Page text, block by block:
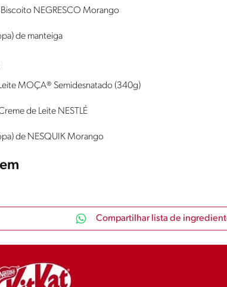
NEGRESCO Morango
de manteiga
Leite MOÇA® Semidesnatado (340g)
de Leite NESTLÉ
de NESQUIK Morango
Compartilhar lista de